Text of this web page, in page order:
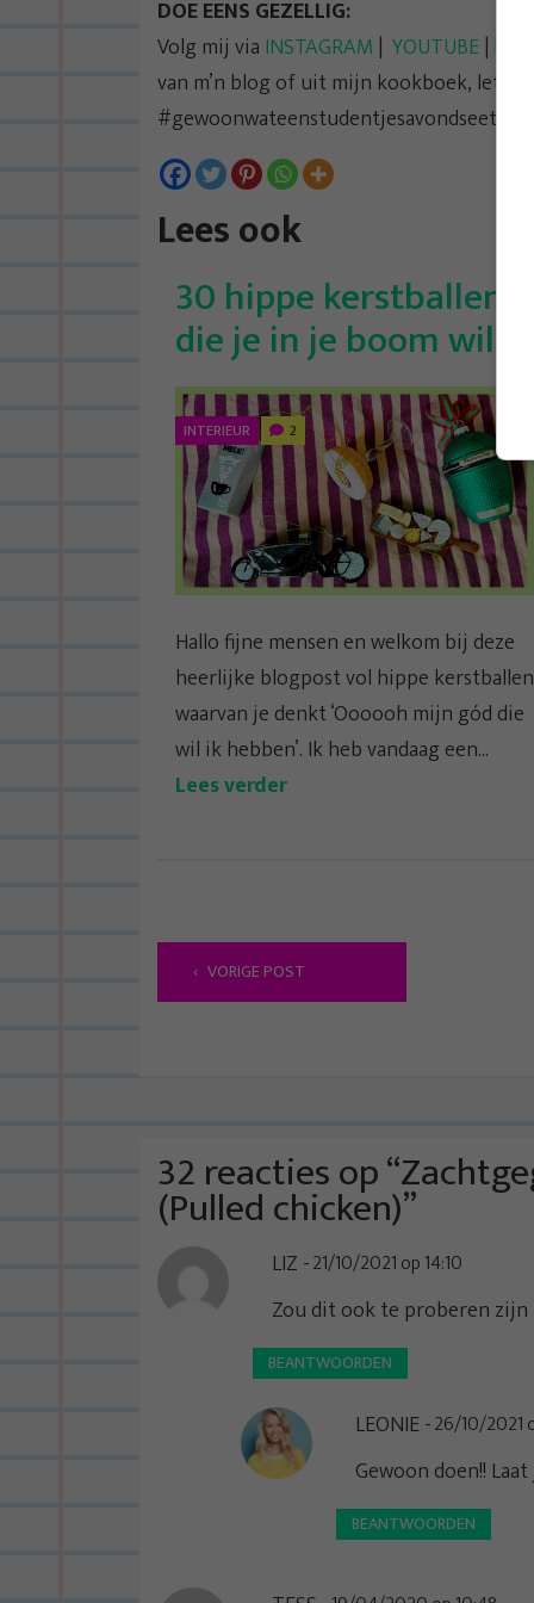
DOE EENS GEZELLIG:
Volg mij via INSTAGRAM | YOUTUBE |
van m’n blog of uit mijn kookboek, let me
#gewoonwateenstudentjesavondseet
Lees ook
30 hippe kerstballen
die je in je boom wil
INTERIEUR 2
Hallo fijne mensen en welkom bij deze
heerlijke blogpost vol hippe kerstballen
waarvan je denkt ‘Oooooh mijn gód die
wil ik hebben’. Ik heb vandaag een...
Lees verder
B
e
t
n
a
v
i
VORIGE POST
32 reacties op “
(Pulled chicken)”
LIZ 21/10/2021 op 14:10
Zou dit ook te proberen zijn
BEANTWOORDEN
LEONIE 26/10/2021
Gewoon doen!!
BEANTWOORDEN